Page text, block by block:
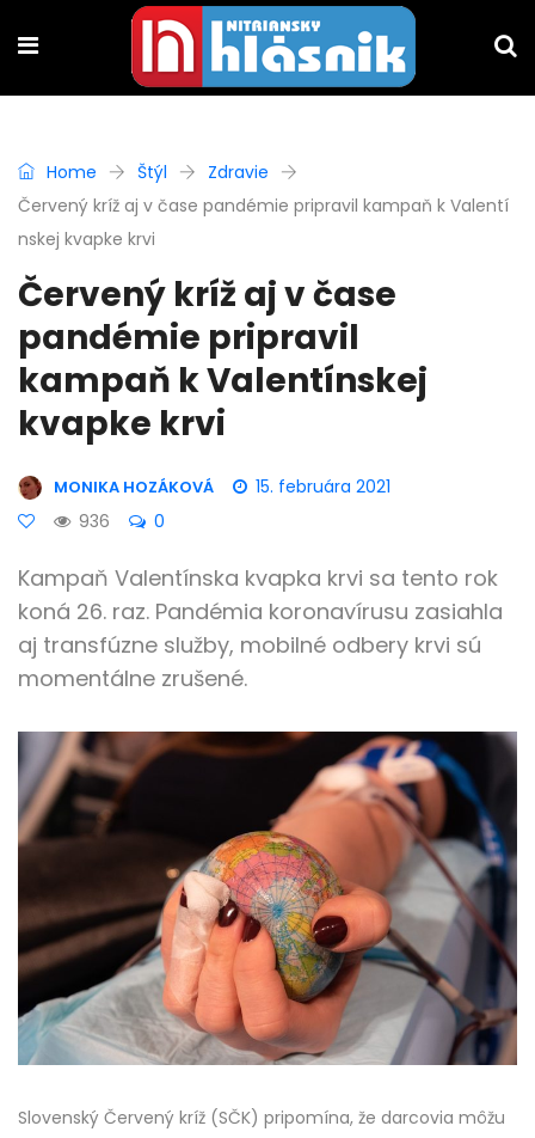
Home Štýl
Zdravie
Červený kríž aj v čase pandémie pripravil kampaň k Valentí
nskej kvapke krvi
Červený kríž aj v čase
pandémie pripravil
kampaň k Valentínskej
kvapke krvi
MONIKA HOZÁKOVÁ
15. februára 2021
936
0
Kampaň Valentínska kvapka krvi sa tento rok
koná 26. raz. Pandémia koronavírusu zasiahla
aj transfúzne služby, mobilné odbery krvi sú
momentálne zrušené.
Slovenský Červený kríž (SČK) pripomína, že darcovia môžu